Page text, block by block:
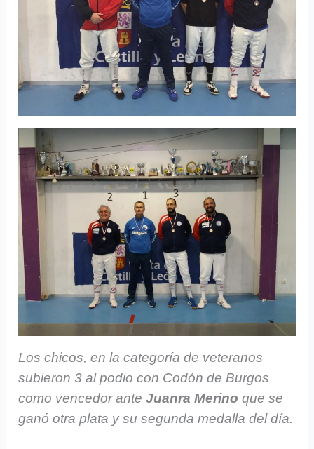
Los chicos, en la categoría de veteranos
subieron 3 al podio con Codón de Burgos
como vencedor anteJuanra Merino que se
ganó otra plata y su segunda medalla del día.